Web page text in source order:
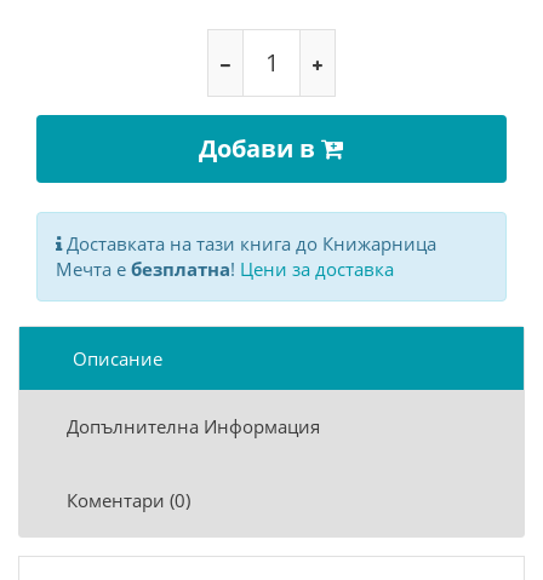
Добави в
Доставката на тази книга до Книжарница
Мечта е безплатна! Цени за доставка
Описание
Допълнителна Информация
Коментари (0)